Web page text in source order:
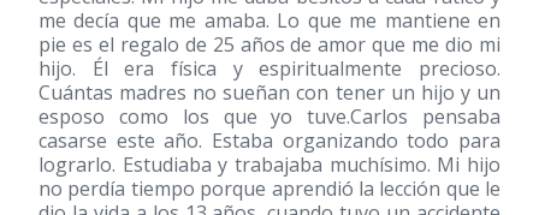
me decía que me amaba. Lo que me mantiene en
pie es el regalo de 25 años de amor que me dio mi
hijo. Él era física y espiritualmente precioso.
Cuántas madres no sueñan con tener un hijo y un
esposo como los que yo tuve.Carlos pensaba
casarse este año. Estaba organizando todo para
lograrlo. Estudiaba y trabajaba muchísimo. Mi hijo
no perdía tiempo porque aprendió la lección que le